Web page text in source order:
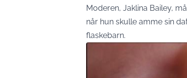
Moderen, Jaklina Bailey,
når hun skulle amme sin
flaskebarn.